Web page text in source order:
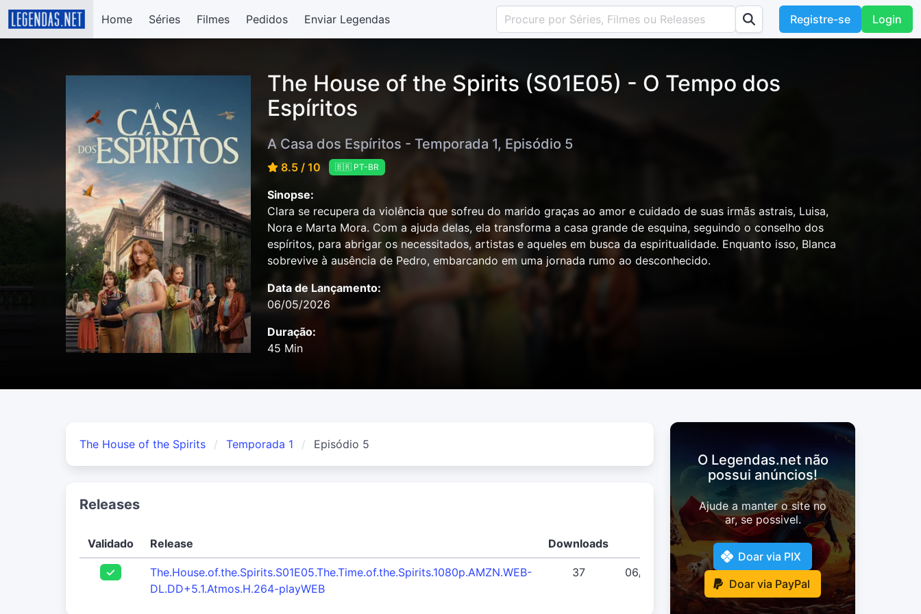
Home Séries Filmes Pedidos Enviar Legendas Registre-se Login
The House of the Spirits (S01E05) - O Tempo dos
Espíritos
A Casa dos Espíritos - Temporada 1, Episódio 5
8.5 / 10 🇧🇷 PT-BR
Sinopse:
Clara se recupera da violência que sofreu do marido graças ao amor e cuidado de suas irmãs astrais, Luisa,
Nora e Marta Mora. Com a ajuda delas, ela transforma a casa grande de esquina, seguindo o conselho dos
espíritos, para abrigar os necessitados, artistas e aqueles em busca da espiritualidade. Enquanto isso, Blanca
sobrevive à ausência de Pedro, embarcando em uma jornada rumo ao desconhecido.
Data de Lançamento:
06/05/2026
Duração:
45 Min
The House of the Spirits Temporada 1 Episódio 5
Releases
Validado Release Downloads Usuário
The.House.of.the.Spirits.S01E05.The.Time.of.the.Spirits.1080p.AMZN.WEB-
DL.DD+5.1.Atmos.H.264-playWEB
37
06/05/2026
LosChulosTeam
O Legendas.net não
possui anúncios!
Ajude a manter o site no
ar, se possivel.
Doar via PIX
Doar via PayPal